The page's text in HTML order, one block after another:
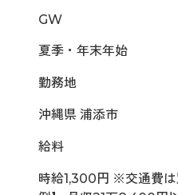
GW
夏季・年末年始
勤務地
沖縄県 浦添市
給料
時給1,300円 ※交通費